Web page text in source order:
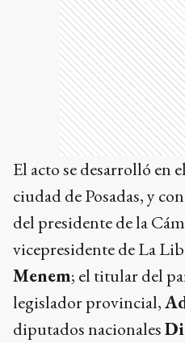
El acto se desarrolló en
ciudad de Posadas, y
del presidente de la
vicepresidente de La
Menem; el titular del
legislador provincial,
diputados nacionales